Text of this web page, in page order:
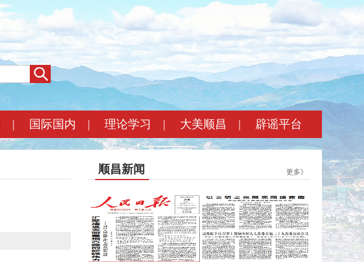
| 国际国内 | 理论学习 | 大美顺昌 | 辟谣平台
更多》
顺昌新闻